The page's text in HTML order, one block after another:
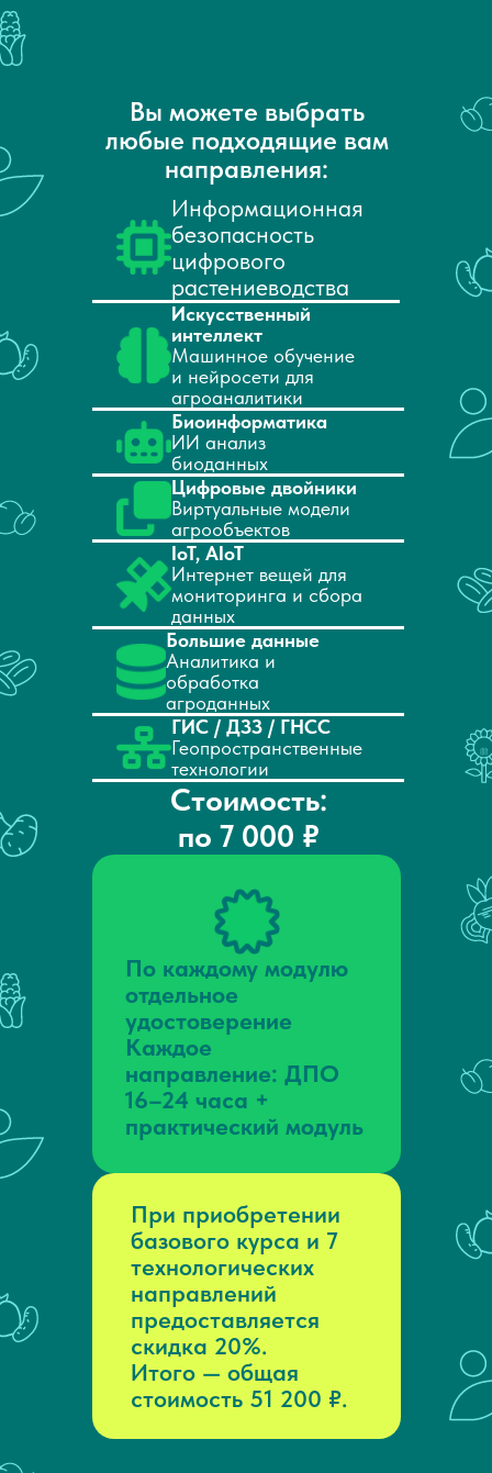
Вы можете выбрать
любые подходящие вам
направления:
Информационная
безопасность
цифрового
растениеводства
Искусственный
интеллект
Машинное обучение
и нейросети для
агроаналитики
Биоинформатика
ИИ анализ
биоданных
Цифровые двойники
Виртуальные модели
агрообъектов
IoT, AIoT
Интернет вещей для
мониторинга и сбора
данных
Большие данные
Аналитика и
обработка
агроданных
ГИС / ДЗЗ / ГНСС
Геопространственные
технологии
Стоимость:
по 7 000 ₽
По каждому модулю
отдельное
удостоверение
Каждое
направление: ДПО
16–24 часа +
практический модуль
При приобретении
базового курса и 7
технологических
направлений
предоставляется
скидка 20%.
Итого — общая
стоимость 51 200 ₽.